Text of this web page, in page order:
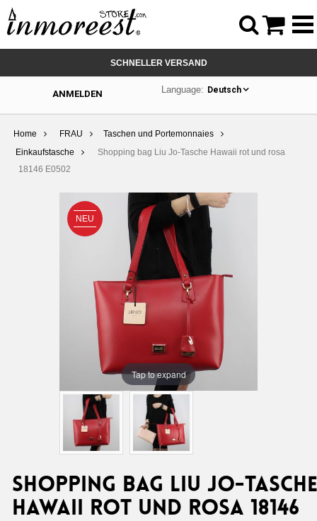
SCHNELLER VERSAND
ANMELDEN Language: Deutsch
Home FRAU
Taschen und Portemonnaies
Einkaufstasche
Shopping bag Liu Jo-Tasche Hawaii rot und rosa
18146 E0502
NEU
Tap to expand
Shopping bag Liu Jo-Tasche
Hawaii rot und rosa 18146
 